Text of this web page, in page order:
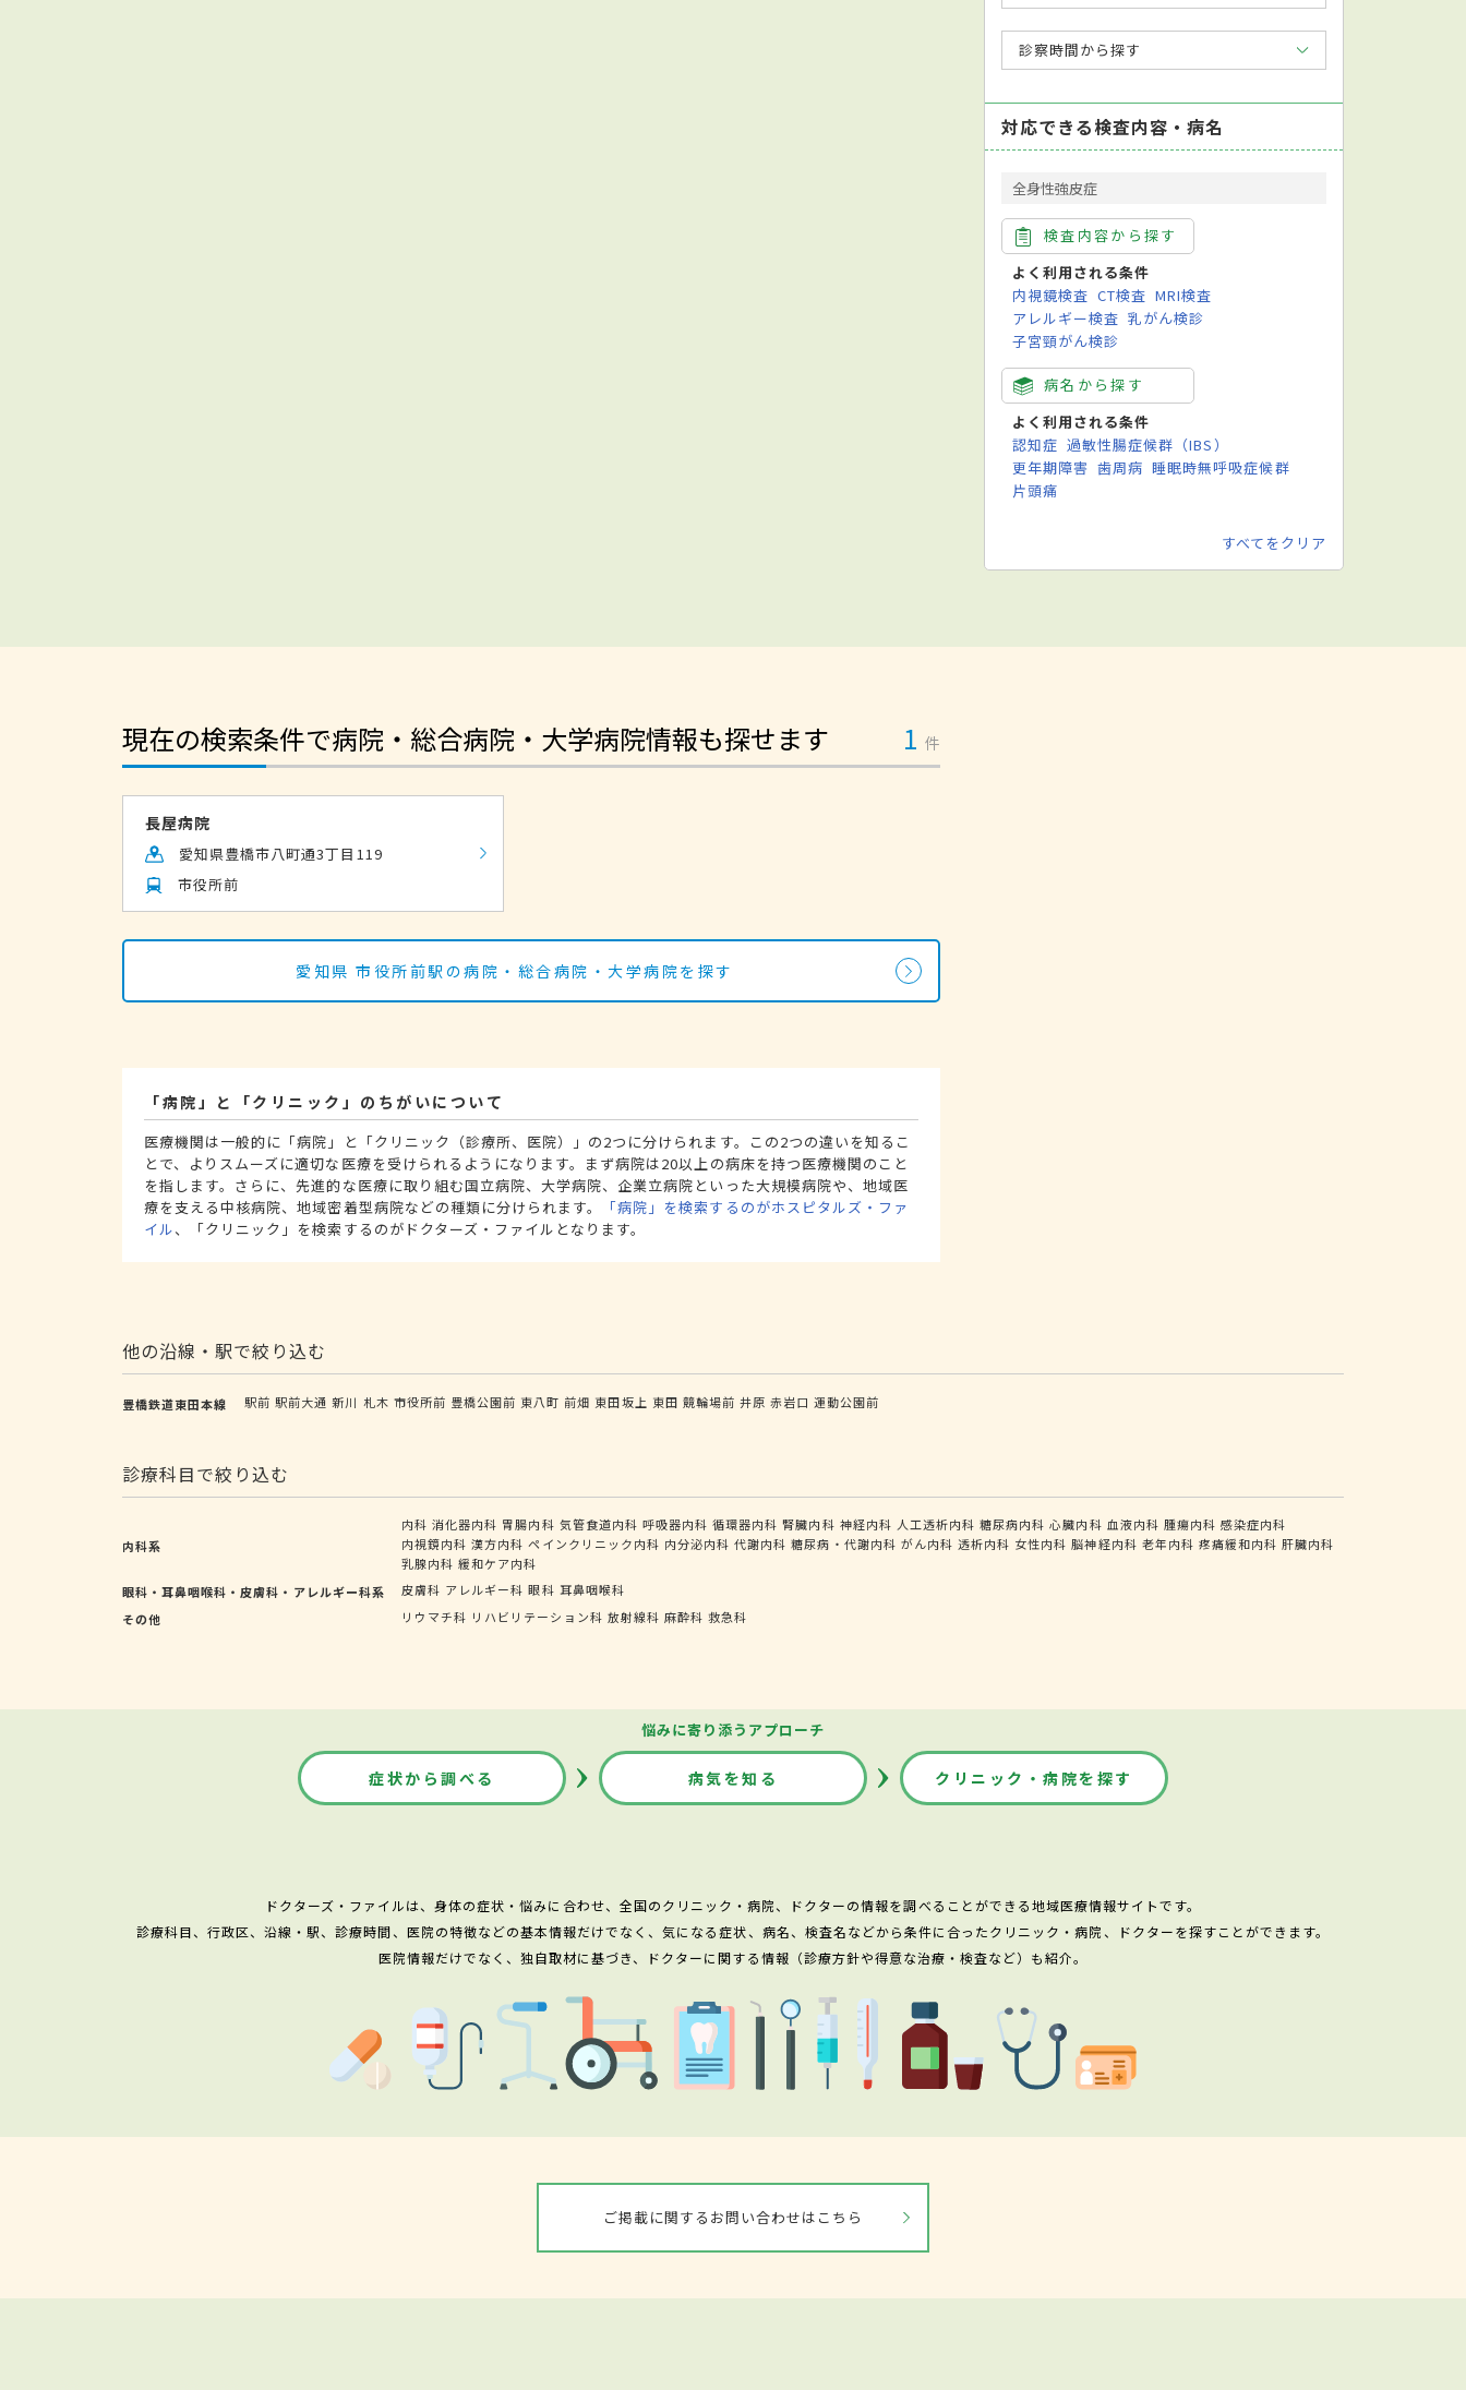
診察時間から探す
対応できる検査内容・病名
全身性強皮症
検査内容から探す
よく利用される条件
内視鏡検査 CT検査 MRI検査
アレルギー検査 乳がん検診
子宮頸がん検診
病名から探す
よく利用される条件
認知症 過敏性腸症候群（IBS）
更年期障害 歯周病 睡眠時無呼吸症候群
片頭痛
すべてをクリア
現在の検索条件で病院・総合病院・大学病院情報も探せます 1 件
長屋病院
愛知県豊橋市八町通3丁目119
市役所前
愛知県 市役所前駅の病院・総合病院・大学病院を探す
「病院」と「クリニック」のちがいについて
医療機関は一般的に「病院」と「クリニック（診療所、医院）」の2つに分けられます。この2つの違いを知るこ
とで、よりスムーズに適切な医療を受けられるようになります。まず病院は20以上の病床を持つ医療機関のこと
を指します。さらに、先進的な医療に取り組む国立病院、大学病院、企業立病院といった大規模病院や、地域医
療を支える中核病院、地域密着型病院などの種類に分けられます。
「病院」を検索するのがホスピタルズ・ファ
イル、「クリニック」を検索するのがドクターズ・ファイルとなります。
他の沿線・駅で絞り込む
豊橋鉄道東田本線 駅前 駅前大通 新川 札木 市役所前 豊橋公園前 東八町 前畑 東田坂上 東田 競輪場前 井原 赤岩口 運動公園前
診療科目で絞り込む
内科系
内科 消化器内科 胃腸内科 気管食道内科 呼吸器内科 循環器内科 腎臓内科 神経内科 人工透析内科 糖尿病内科 心臓内科 血液内科 腫瘍内科 感染症内科
内視鏡内科 漢方内科 ペインクリニック内科 内分泌内科 代謝内科 糖尿病・代謝内科 がん内科 透析内科 女性内科 脳神経内科 老年内科 疼痛緩和内科 肝臓内科
乳腺内科 緩和ケア内科
眼科・耳鼻咽喉科・皮膚科・アレルギー科系
皮膚科 アレルギー科 眼科 耳鼻咽喉科
その他
リウマチ科 リハビリテーション科 放射線科 麻酔科 救急科
悩みに寄り添うアプローチ
症状から調べる 病気を知る クリニック・病院を探す
ドクターズ・ファイルは、身体の症状・悩みに合わせ、全国のクリニック・病院、ドクターの情報を調べることができる地域医療情報サイトです。
診療科目、行政区、沿線・駅、診療時間、医院の特徴などの基本情報だけでなく、気になる症状、病名、検査名などから条件に合ったクリニック・病院、ドクターを探すことができます。
医院情報だけでなく、独自取材に基づき、ドクターに関する情報（診療方針や得意な治療・検査など）も紹介。
ご掲載に関するお問い合わせはこちら